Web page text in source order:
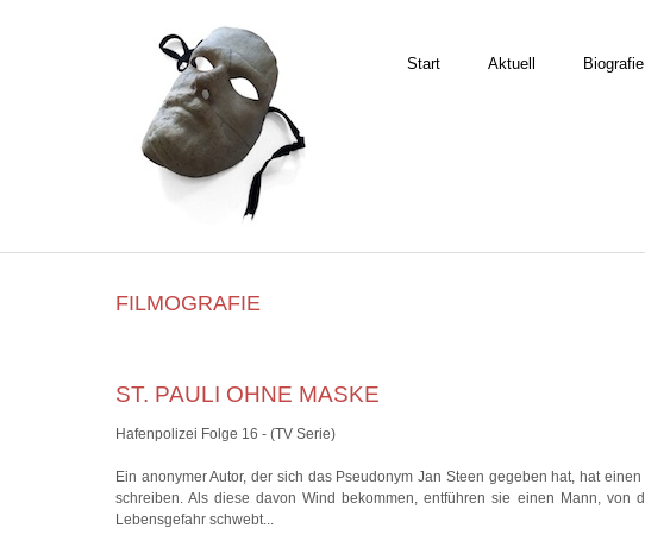
Start Aktuell Biografie
FILMOGRAFIE
ST. PAULI OHNE MASKE
Hafenpolizei Folge 16 - (TV Serie)
Ein anonymer Autor, der sich das Pseudonym Jan Steen gegeben hat, hat
schreiben. Als diese davon Wind bekommen, entführen sie einen Mann,
Lebensgefahr schwebt...